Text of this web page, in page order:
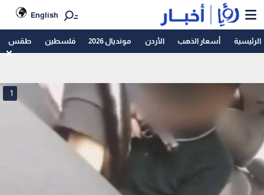
English
الرئيسية أسعار الذهب الأردن مونديال 2026 فلسطين طقس
1